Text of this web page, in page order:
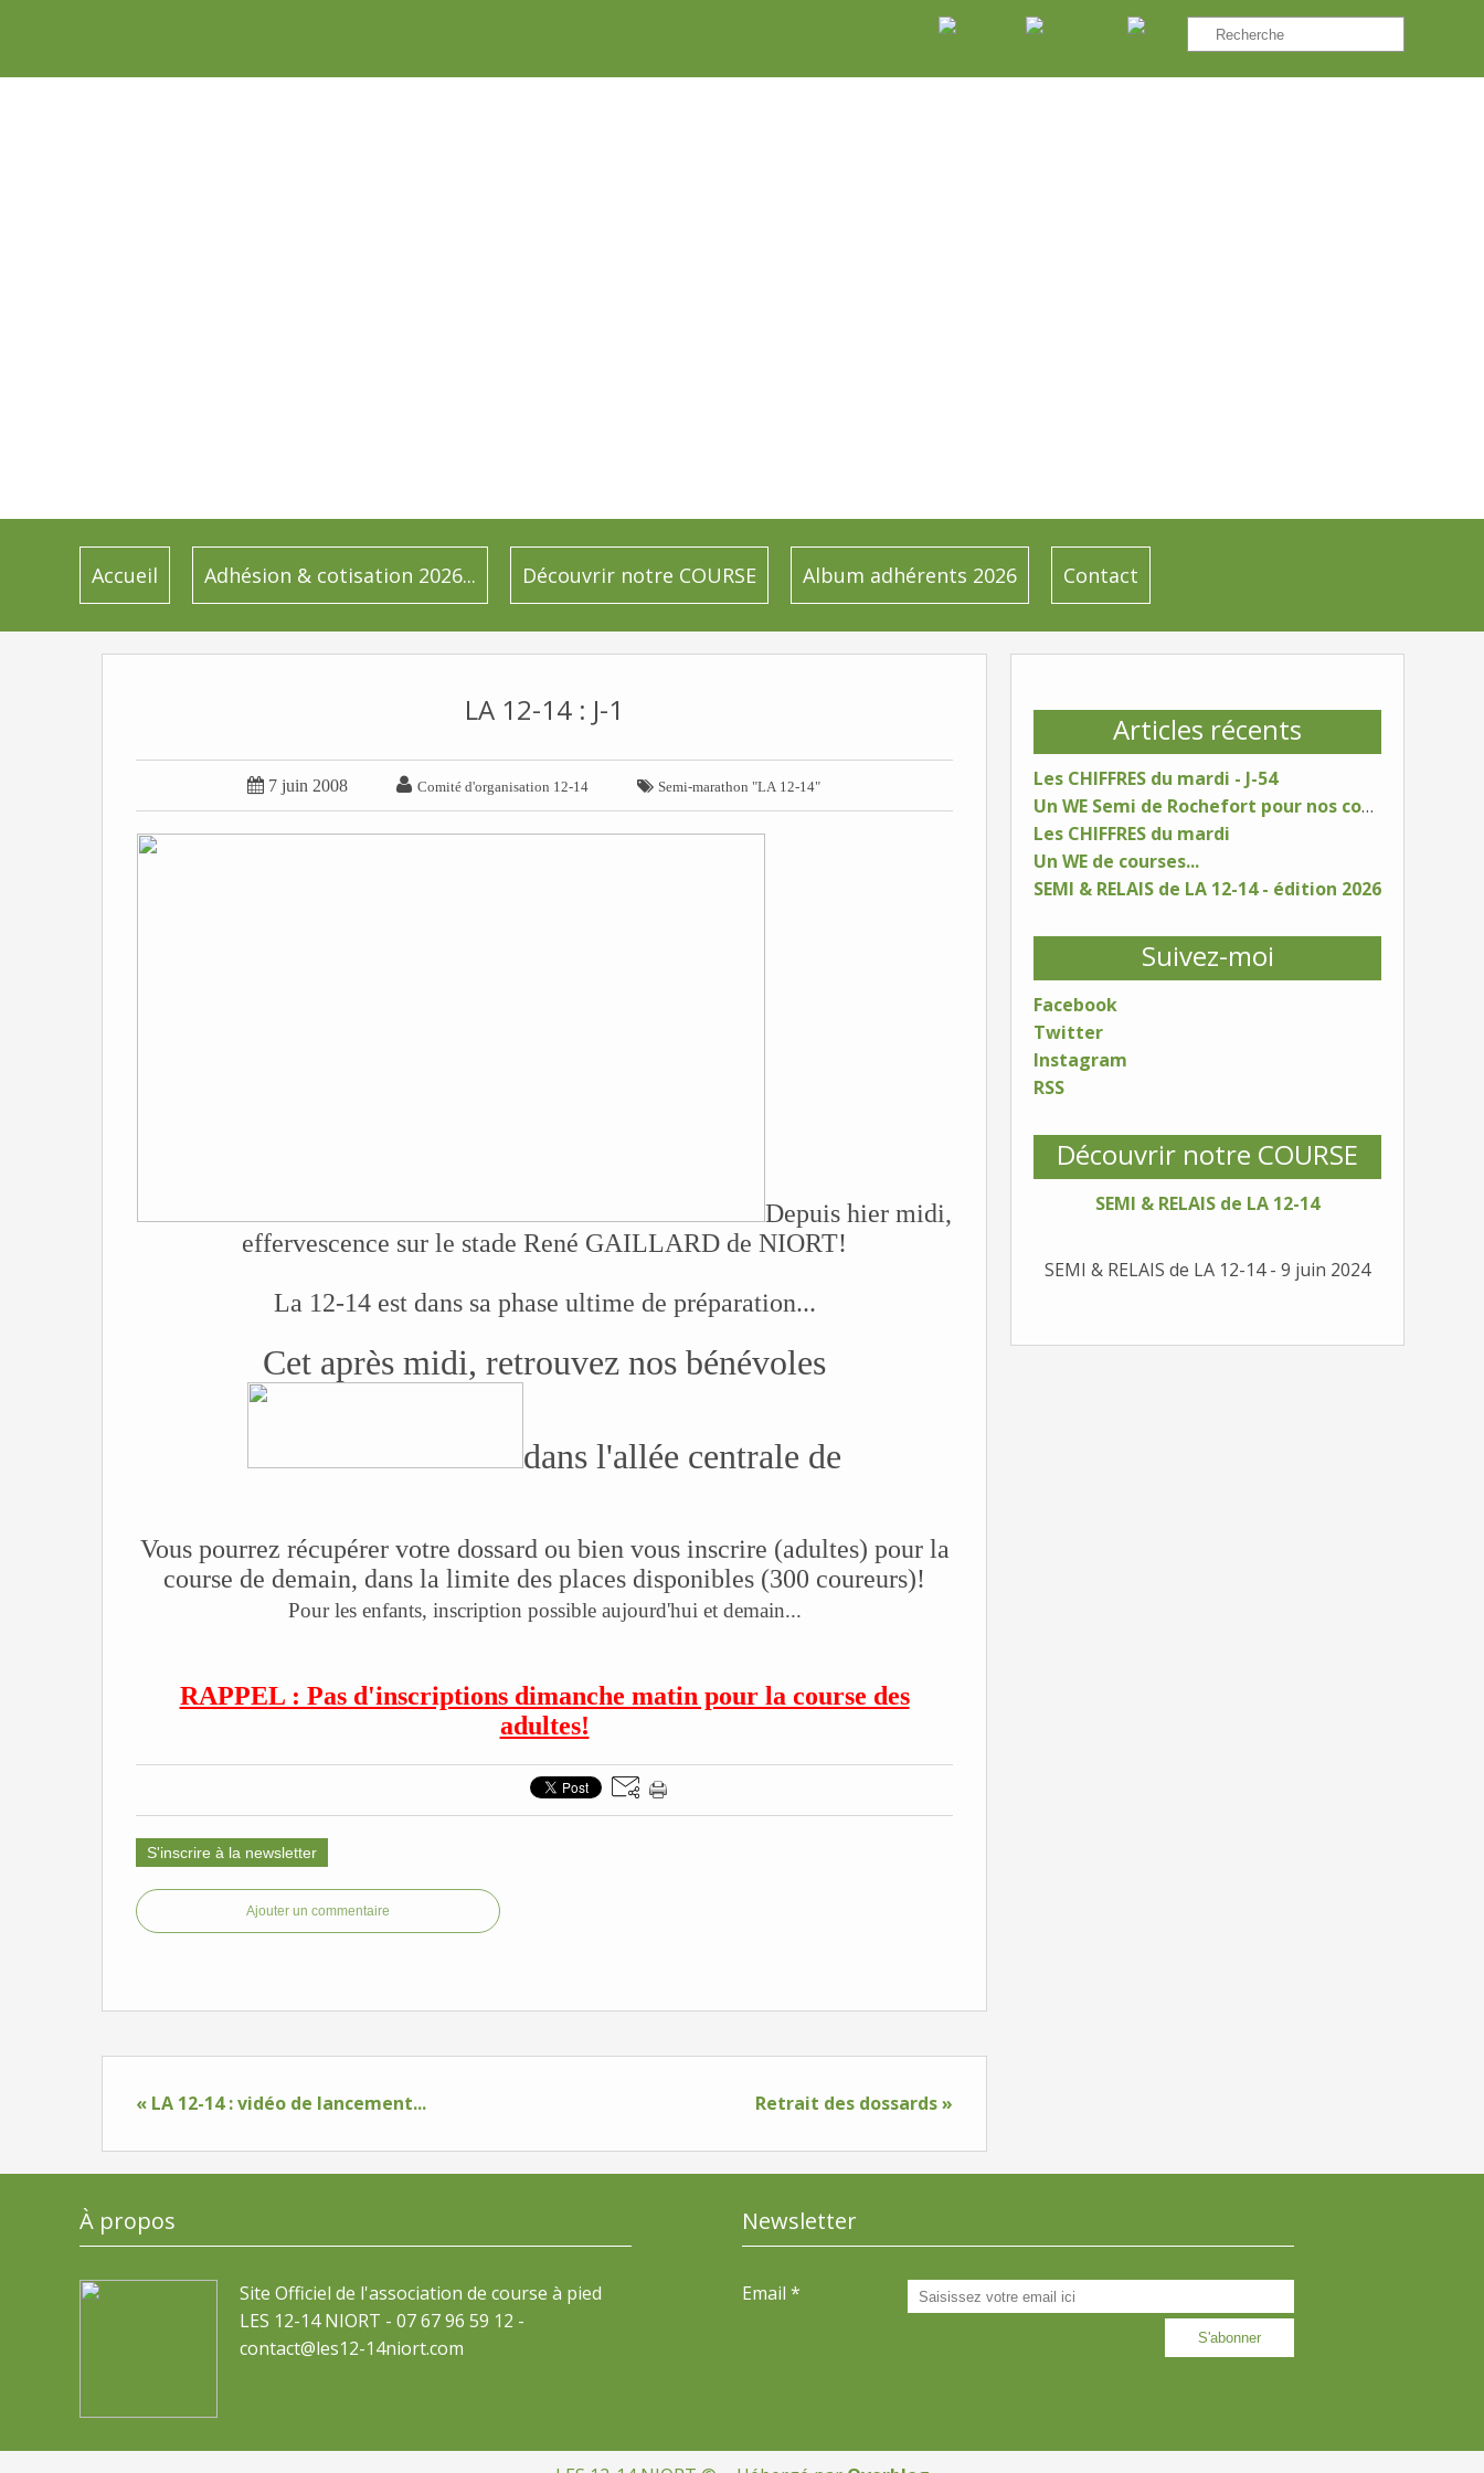
Accueil Adhésion & cotisation 2026... Découvrir notre COURSE Album adhérents 2026 Contact
Articles récents
Les CHIFFRES du mardi - J-54
Un WE Semi de Rochefort pour nos coureurs
Les CHIFFRES du mardi
Un WE de courses...
SEMI & RELAIS de LA 12-14 - édition 2026
Suivez-moi
Facebook
Twitter
Instagram
RSS
Découvrir notre COURSE
SEMI & RELAIS de LA 12-14
SEMI & RELAIS de LA 12-14 - 9 juin 2024
LA 12-14 : J-1
 7 juin 2008  Comité d'organisation 12-14  Semi-marathon "LA 12-14"
Depuis hier midi,
effervescence sur le stade René GAILLARD de NIORT!
La 12-14 est dans sa phase ultime de préparation...
Cet après midi, retrouvez nos bénévoles
dans l'allée centrale de
Vous pourrez récupérer votre dossard ou bien vous inscrire (adultes) pour la
course de demain, dans la limite des places disponibles (300 coureurs)!
Pour les enfants, inscription possible aujourd'hui et demain...
RAPPEL : Pas d'inscriptions dimanche matin pour la course des
adultes!
S'inscrire à la newsletter
Ajouter un commentaire
« LA 12-14 : vidéo de lancement... Retrait des dossards »
À propos
Site Officiel de l'association de course à pied
LES 12-14 NIORT - 07 67 96 59 12 -
contact@les12-14niort.com
Newsletter
Email